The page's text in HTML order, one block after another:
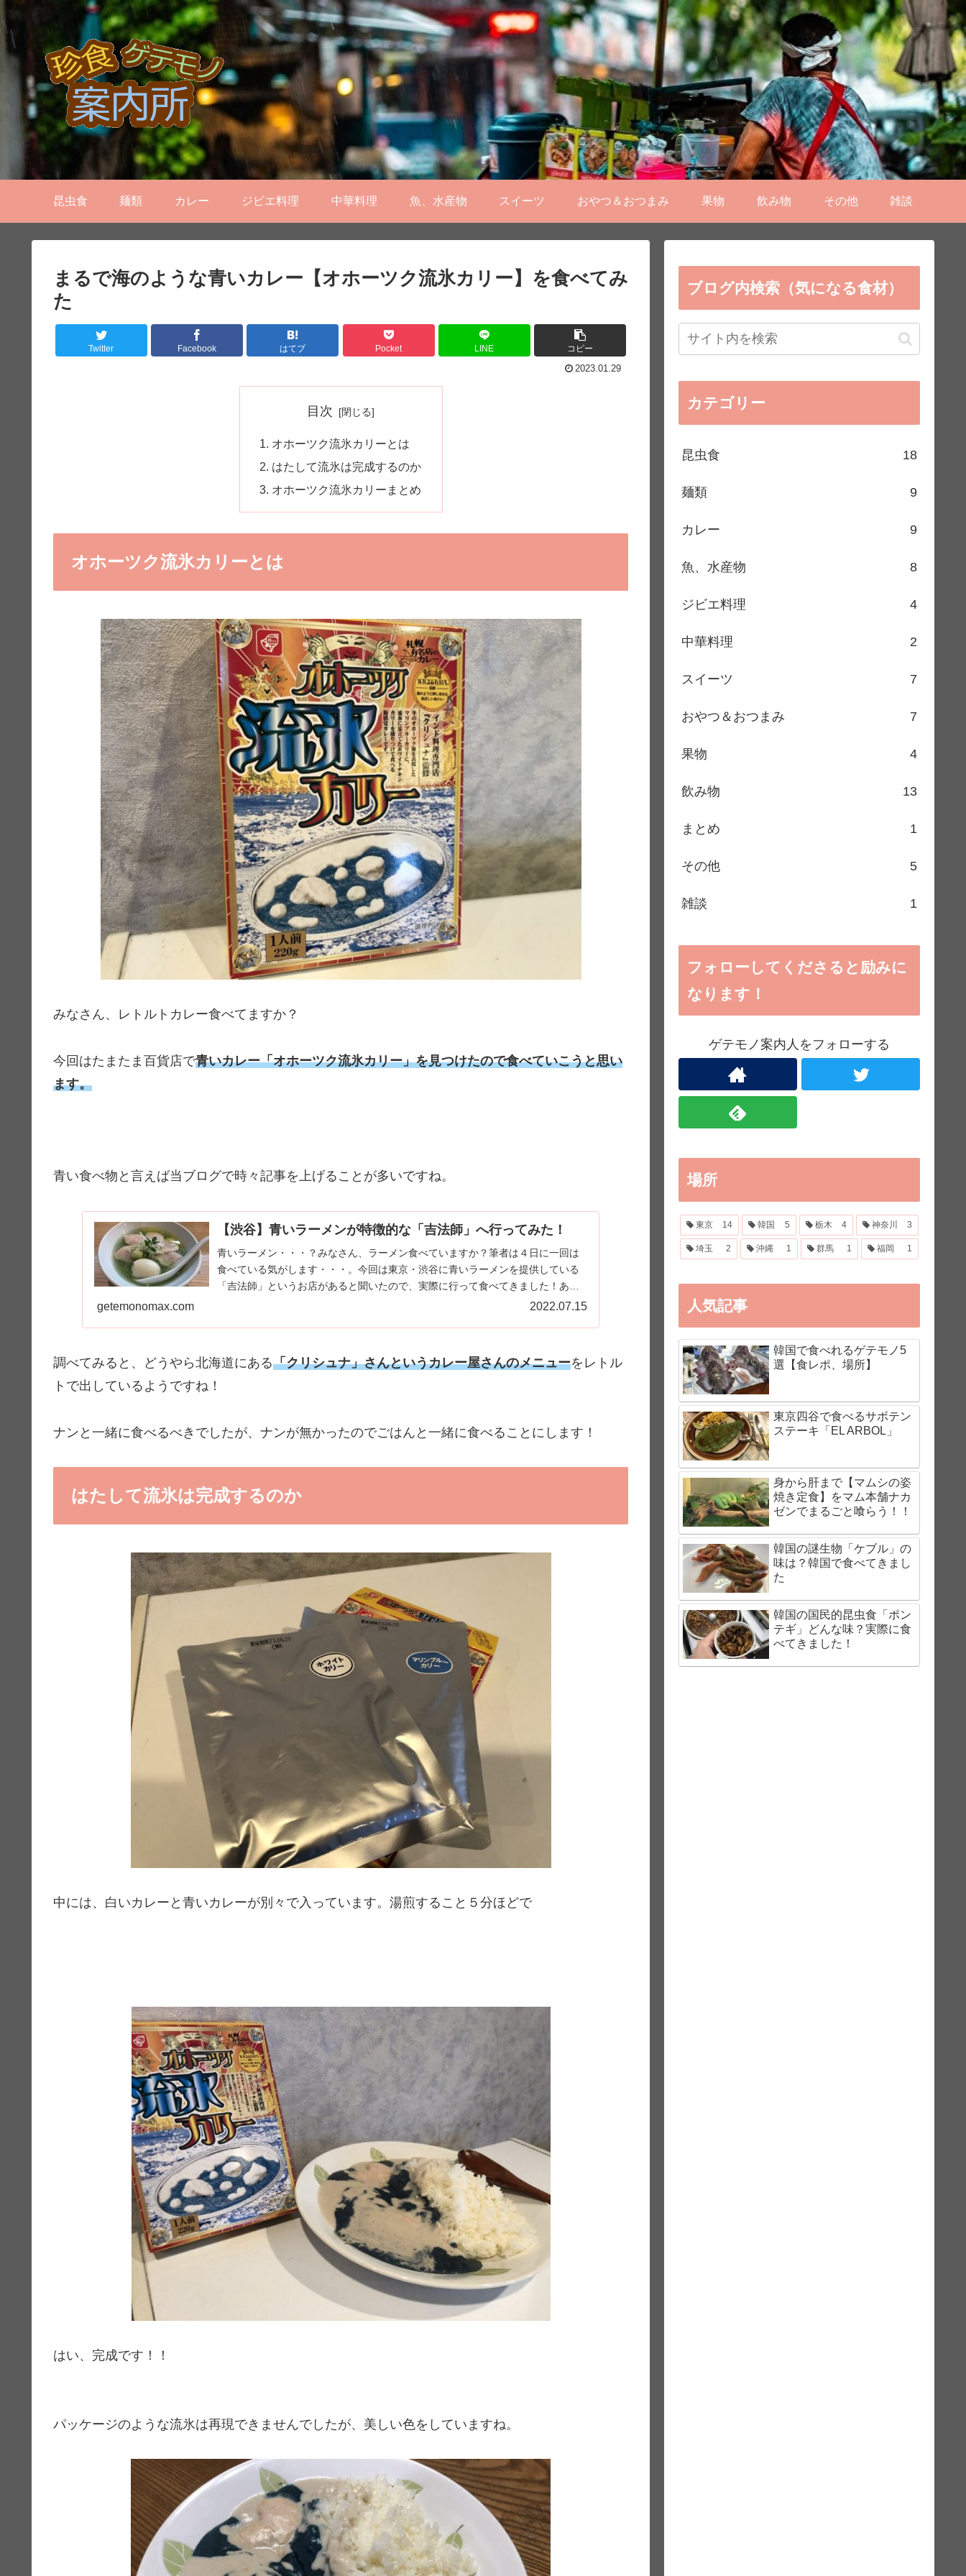
昆虫食 麺類 カレー ジビエ料理 中華料理 魚、水産物 スイーツ おやつ＆おつまみ 果物 飲み物 その他 雑談
まるで海のような青いカレー【オホーツク流氷カリー】を食べてみ
た
Twitter Facebook はてブ Pocket LINE コピー
2023.01.29
目次
オホーツク流氷カリーとは
はたして流氷は完成するのか
オホーツク流氷カリーまとめ
オホーツク流氷カリーとは
みなさん、レトルトカレー食べてますか？
今回はたまたま百貨店で青いカレー「オホーツク流氷カリー」を見つけたので食べていこうと思い
ます。
青い食べ物と言えば当ブログで時々記事を上げることが多いですね。
【渋谷】青いラーメンが特徴的な「吉法師」へ行ってみた！
青いラーメン・・・？みなさん、ラーメン食べていますか？筆者は４日に一回は
食べている気がします・・・。今回は東京・渋谷に青いラーメンを提供している
「吉法師」というお店があると聞いたので、実際に行って食べてきました！あ、
getemonomax.com 2022.07.15
調べてみると、どうやら北海道にある「クリシュナ」さんというカレー屋さんのメニューをレトル
トで出しているようですね！
ナンと一緒に食べるべきでしたが、ナンが無かったのでごはんと一緒に食べることにします！
はたして流氷は完成するのか
中には、白いカレーと青いカレーが別々で入っています。湯煎すること５分ほどで
はい、完成です！！
パッケージのような流氷は再現できませんでしたが、美しい色をしていますね。
ブログ内検索（気になる食材）
カテゴリー
昆虫食 18
麺類 9
カレー 9
魚、水産物 8
ジビエ料理 4
中華料理 2
スイーツ 7
おやつ＆おつまみ 7
果物 4
飲み物 13
まとめ 1
その他 5
雑談 1
フォローしてくださると励みに
なります！
ゲテモノ案内人をフォローする
場所
東京 14 韓国 5 栃木 4 神奈川 3
埼玉 2 沖縄 1 群馬 1 福岡 1
人気記事
韓国で食べれるゲテモノ5
選【食レポ、場所】
東京四谷で食べるサボテン
ステーキ「EL ARBOL」
身から肝まで【マムシの姿
焼き定食】をマム本舗ナカ
ゼンでまるごと喰らう！！
韓国の謎生物「ケブル」の
味は？韓国で食べてきまし
た
韓国の国民的昆虫食「ポン
テギ」どんな味？実際に食
べてきました！